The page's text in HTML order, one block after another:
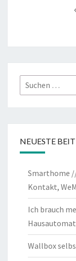
Suchen
nach:
NEUESTE
Smarthome
Kontakt,
Ich brauch
Wallbox